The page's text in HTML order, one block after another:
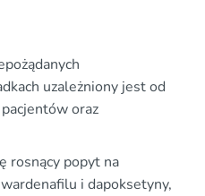
uzależniony jest od
oraz
rosnący popyt na
wardenafilu i dapoksetyny,